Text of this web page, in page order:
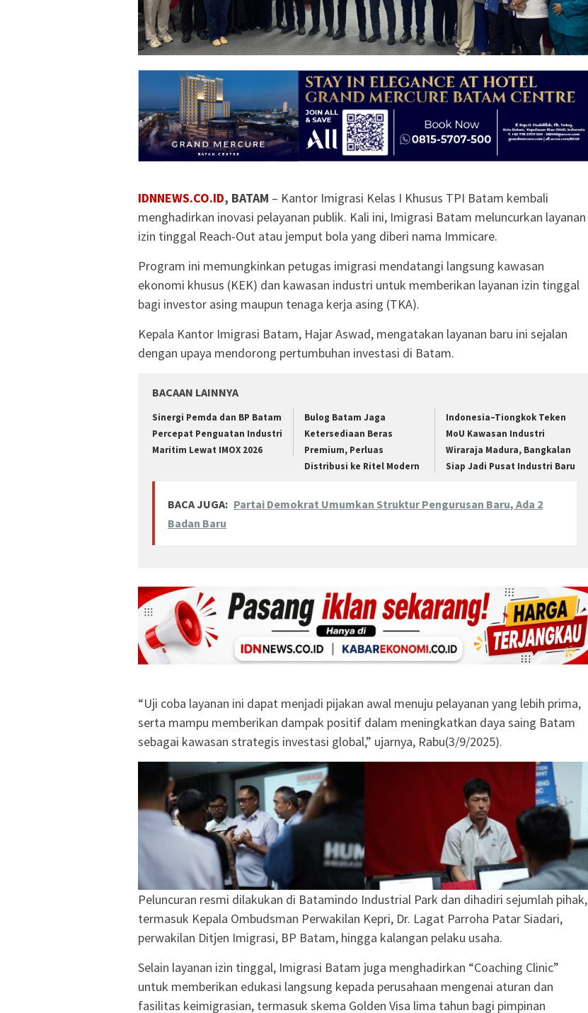
IDNNEWS.CO.ID, BATAM – Kantor Imigrasi Kelas I Khusus TPI Batam kembali
menghadirkan inovasi pelayanan publik. Kali ini, Imigrasi Batam meluncurkan layanan
izin tinggal Reach-Out atau jemput bola yang diberi nama Immicare.
Program ini memungkinkan petugas imigrasi mendatangi langsung kawasan
ekonomi khusus (KEK) dan kawasan industri untuk memberikan layanan izin tinggal
bagi investor asing maupun tenaga kerja asing (TKA).
Kepala Kantor Imigrasi Batam, Hajar Aswad, mengatakan layanan baru ini sejalan
dengan upaya mendorong pertumbuhan investasi di Batam.
BACAAN LAINNYA
Sinergi Pemda dan BP Batam
Percepat Penguatan Industri
Maritim Lewat IMOX 2026
Bulog Batam Jaga
Ketersediaan Beras
Premium, Perluas
Distribusi ke Ritel Modern
Indonesia–Tiongkok Teken
MoU Kawasan Industri
Wiraraja Madura, Bangkalan
Siap Jadi Pusat Industri Baru
BACA JUGA: Partai Demokrat Umumkan Struktur Pengurusan Baru, Ada 2
Badan Baru
“Uji coba layanan ini dapat menjadi pijakan awal menuju pelayanan yang lebih prima,
serta mampu memberikan dampak positif dalam meningkatkan daya saing Batam
sebagai kawasan strategis investasi global,” ujarnya, Rabu(3/9/2025).
Peluncuran resmi dilakukan di Batamindo Industrial Park dan dihadiri sejumlah pihak,
termasuk Kepala Ombudsman Perwakilan Kepri, Dr. Lagat Parroha Patar Siadari,
perwakilan Ditjen Imigrasi, BP Batam, hingga kalangan pelaku usaha.
Selain layanan izin tinggal, Imigrasi Batam juga menghadirkan “Coaching Clinic”
untuk memberikan edukasi langsung kepada perusahaan mengenai aturan dan
fasilitas keimigrasian, termasuk skema Golden Visa lima tahun bagi pimpinan